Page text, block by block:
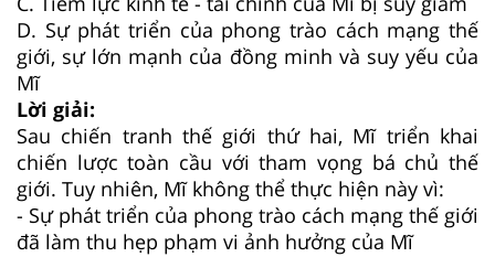
D. Sự phát triển của phong trào cách mạng thế
giới, sự lớn mạnh của đồng minh và suy yếu của
Mĩ
Lời giải:
Sau chiến tranh thế giới thứ hai, Mĩ triển khai
chiến lược toàn cầu với tham vọng bá chủ thế
giới. Tuy nhiên, Mĩ không thể thực hiện này vì:
- Sự phát triển của phong trào cách mạng thế giới
đã làm thu hẹp phạm vi ảnh hưởng của Mĩ